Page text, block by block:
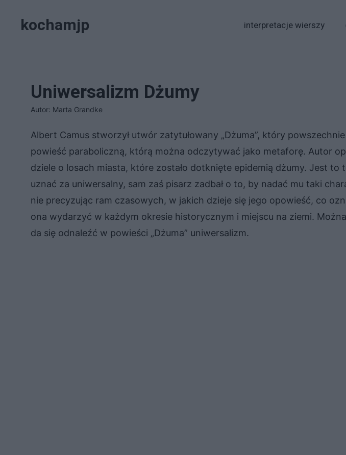
kochamjp interpretacje wierszy
Uniwersalizm Dżumy
Autor: Marta Grandke
Albert Camus stworzył utwór zatytułowany „Dżuma”, który
powieść paraboliczną, którą można odczytywać jako metaforę. Autor
dziele o losach miasta, które zostało dotknięte epidemią dżumy. Jest to
uznać za uniwersalny, sam zaś pisarz zadbał o to, by nadać mu taki
nie precyzując ram czasowych, w jakich dzieje się jego opowieść, co
ona wydarzyć w każdym okresie historycznym i miejscu na ziemi.
da się odnaleźć w powieści „Dżuma” uniwersalizm.